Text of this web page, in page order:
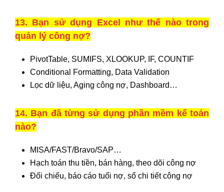
13. Bạn sử dụng Excel như thế nào trong
quản lý công nợ?
PivotTable, SUMIFS, XLOOKUP, IF, COUNTIF
Conditional Formatting, Data Validation
Lọc dữ liệu, Aging công nợ, Dashboard…
14. Bạn đã từng sử dụng phần mềm kế toán
nào?
MISA/FAST/Bravo/SAP…
Hạch toán thu tiền, bán hàng, theo dõi công nợ
Đối chiếu, báo cáo tuổi nợ, sổ chi tiết công nợ